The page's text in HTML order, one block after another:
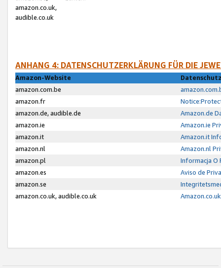
amazon.co.uk,
audible.co.uk
ANHANG 4: DATENSCHUTZERKLÄRUNG FÜR DIE
Amazon-Website
amazon.com.be
amazon.fr
amazon.de, audible.de
Amazon.de
amazon.ie
Amazon.ie
amazon.it
Amazon.it
amazon.nl
Amazon.nl
amazon.pl
Informacja O
amazon.es
Aviso de
amazon.se
amazon.co.uk, audible.co.uk